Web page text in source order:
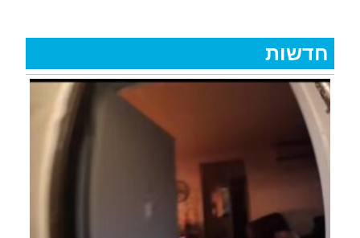
חדשות